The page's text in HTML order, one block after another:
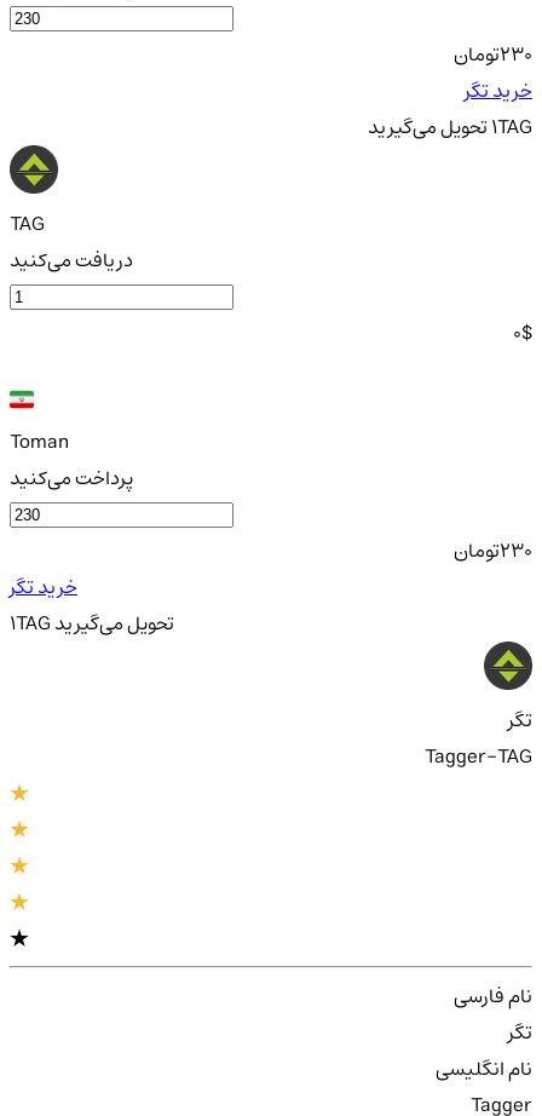
230تومان
خرید تگر
1TAGتحویلمی‌گیرید
TAG
دریافت می‌کنید
0$
Toman
پرداخت می‌کنید
230تومان
خرید تگر
1TAG تحویلمی‌گیرید
تگر
Tagger-TAG
نام فارسی
تگر
نام انگلیسی
Tagger